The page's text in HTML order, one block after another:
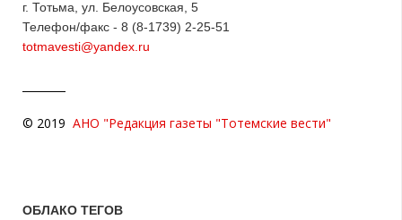
г. Тотьма, ул. Белоусовская, 5
Телефон/факс - 8 (8-1739) 2-25-51
totmavesti@yandex.ru
© 2019 АНО "Редакция газеты "Тотемские вести"
ОБЛАКО ТЕГОВ